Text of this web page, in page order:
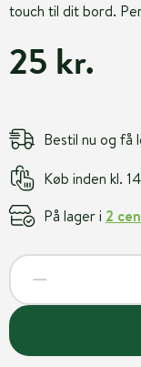
touch til dit bord.
25 kr.
Bestil nu og få
Køb inden kl.
På lager i 2